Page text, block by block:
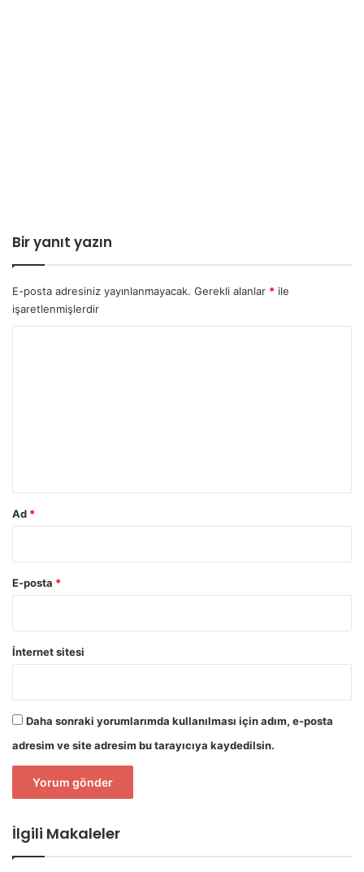
Bir yanıt yazın
E-posta adresiniz yayınlanmayacak. Gerekli alanlar * ile
işaretlenmişlerdir
Ad *
E-posta *
İnternet sitesi
Daha sonraki yorumlarımda kullanılması için adım, e-posta
adresim ve site adresim bu tarayıcıya kaydedilsin.
İlgili Makaleler